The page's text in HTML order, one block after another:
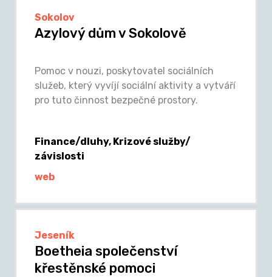
Sokolov
Azylový dům v Sokolově
Pomoc v nouzi, poskytovatel sociálních
služeb, který vyvíjí sociální aktivity a vytváří
pro tuto činnost bezpečné prostory.
Finance/dluhy, Krizové služby/
závislosti
web
Jeseník
Boetheia společenství
křestěnské pomoci